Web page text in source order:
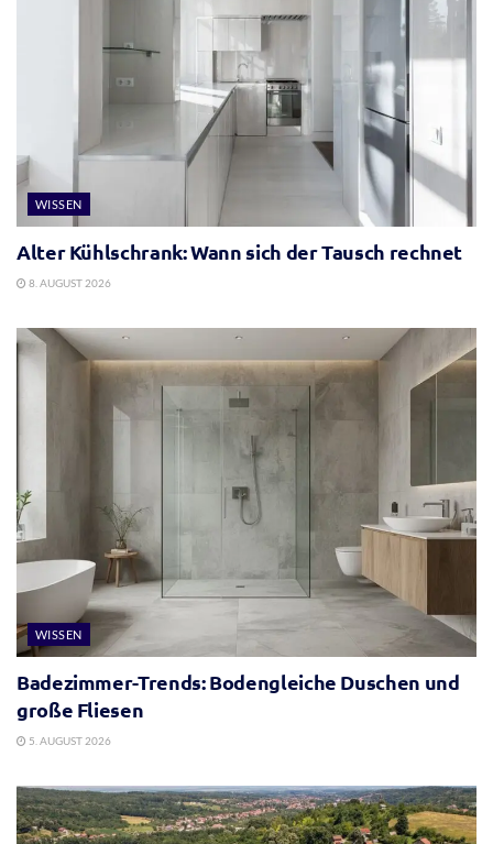
WISSEN
Alter Kühlschrank: Wann sich der Tausch rechnet
8. AUGUST 2026
WISSEN
Badezimmer-Trends: Bodengleiche Duschen und
große Fliesen
5. AUGUST 2026